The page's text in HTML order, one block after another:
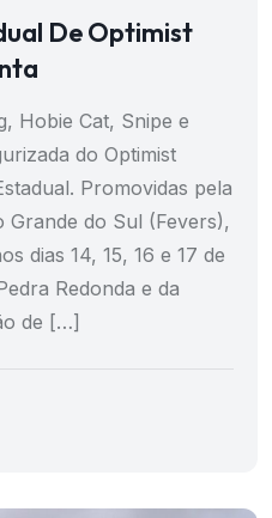
De Optimist
Hobie Cat, Snipe e
do Optimist
Promovidas pela
Grande do Sul (Fevers),
dias 14, 15, 16 e 17 de
Redonda e da
de […]